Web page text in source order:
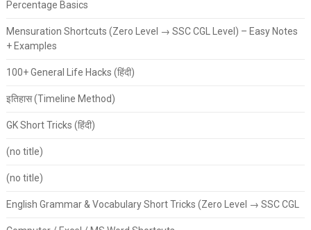
Percentage Basics
Mensuration Shortcuts (Zero Level → SSC CGL Level) – Easy Notes
+ Examples
100+ General Life Hacks (हिंदी)
इतिहास (Timeline Method)
GK Short Tricks (हिंदी)
(no title)
(no title)
English Grammar & Vocabulary Short Tricks (Zero Level → SSC CGL